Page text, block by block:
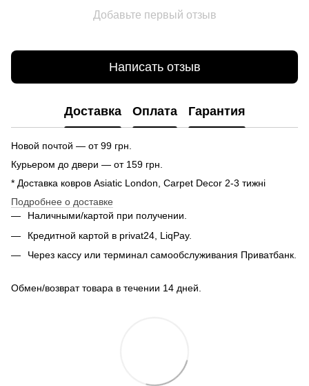
Добавьте первый отзыв
Написать отзыв
Доставка Оплата Гарантия
Новой почтой — от 99 грн.
Курьером до двери — от 159 грн.
* Доставка ковров Asiatic London, Carpet Decor 2-3 тижні
Подробнее о доставке
Наличными/картой при получении.
Кредитной картой в privat24, LiqPay.
Через кассу или терминал самообслуживания Приватбанк.
Обмен/возврат товара в течении 14 дней.